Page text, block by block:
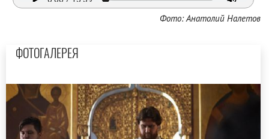
Фото: Анатолий Налетов
ФОТОГАЛЕРЕЯ